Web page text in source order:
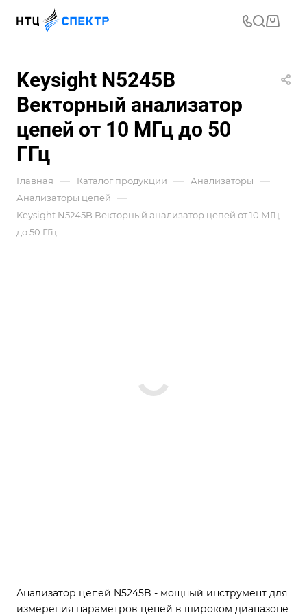
Keysight N5245B
Векторный анализатор
цепей от 10 МГц до 50
ГГц
Главная — Каталог продукции — Анализаторы —
Анализаторы цепей —
Keysight N5245B Векторный анализатор цепей от 10 МГц
до 50 ГГц
Анализатор цепей N5245B - мощный инструмент для
измерения параметров цепей в широком диапазоне